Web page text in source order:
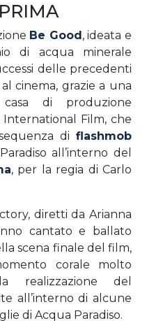
Be Good , ideata e
di acqua minerale
delle precedenti
cinema, grazie a una
di produzione
International Film, che
di flashmob
all’interno del
, per la regia di Carlo
diretti da Arianna
cantato e ballato
scena finale del film,
corale molto
realizzazione del
all’interno di alcune
di Acqua Paradiso.